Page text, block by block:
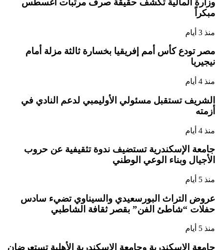
وزارة المالية تكشف حقيقة صرف مرتبات أغسطس
مبكراً
منذ 3 أيام
مصر تودع كأس أمم إفريقيا بخسارة ثالثة مزلة أمام
نيجيريا
منذ 4 أيام
الشريف تستقبل مسئولي الأوليمبي لدعم النادي في
أزمته
منذ 4 أيام
جامعة الإسكندرية تستضيف ندوة تثقيفية عن حروب
الأجيال وبناء الوعي الوطني
منذ 5 أيام
عروض التراث البورسعيدي والسيناوي تضيء سادس
حفلات “شاطئ الفن” بقصر ثقافة الشاطبي
منذ 5 أيام
جامعة الإسكندرية وجامعة الإسكندرية الأهلية تستعرضان